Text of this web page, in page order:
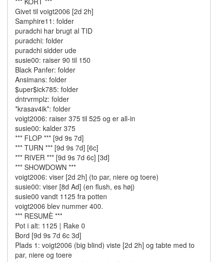
Givet til voigt2006 [2d 2h]
Samphire11: folder
puradchi har brugt al TID
puradchi: folder
puradchi sidder ude
susie00: raiser 90 til 150
Black Panfer: folder
Ansimans: folder
$uper$ick785: folder
dntrvrmplz: folder
*krasav4ik*: folder
voigt2006: raiser 375 til 525 og er all-in
susie00: kalder 375
*** FLOP *** [9d 9s 7d]
*** TURN *** [9d 9s 7d] [6c]
*** RIVER *** [9d 9s 7d 6c] [3d]
*** SHOWDOWN ***
voigt2006: viser [2d 2h] (to par, niere og toere)
susie00: viser [8d Ad] (en flush, es høj)
susie00 vandt 1125 fra potten
voigt2006 blev nummer 400.
*** RESUMÈ ***
Pot i alt: 1125 | Rake 0
Bord [9d 9s 7d 6c 3d]
Plads 1: voigt2006 (big blind) viste [2d 2h] og tabte med to
par, niere og toere